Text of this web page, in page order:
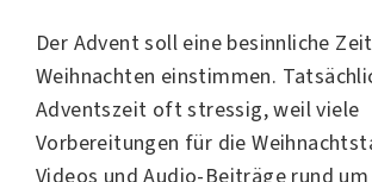
Der Advent soll eine besinnliche
Weihnachten einstimmen.
Adventszeit oft stressig, weil viele
Vorbereitungen für die
Videos und Audio-Beiträge rund